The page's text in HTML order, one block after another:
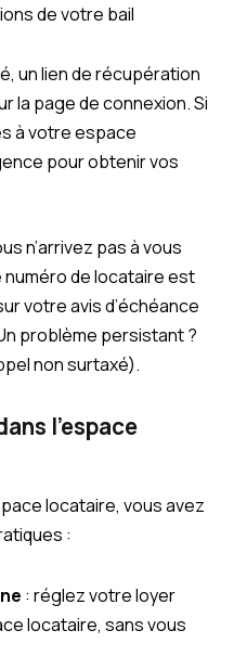
de votre bail
un lien de récupération
la page de connexion. Si
à votre espace
pour obtenir vos
n’arrivez pas à vous
de locataire est
votre avis d’échéance
problème persistant ?
non surtaxé).
l’espace
locataire, vous avez
:
: réglez votre loyer
locataire, sans vous